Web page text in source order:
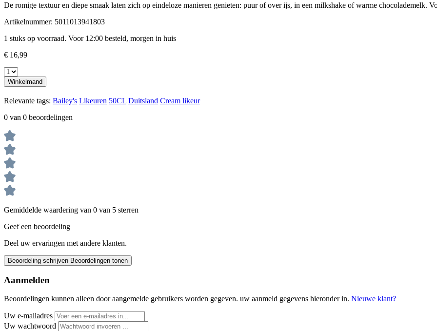
De romige textuur en diepe smaak laten zich op eindeloze manieren genieten: puur of over ijs, in een milkshake of warme chocolademelk.
Artikelnummer: 5011013941803
1 stuks op voorraad. Voor 12:00 besteld, morgen in huis
€ 16,99
Winkelmand
Relevante tags: Bailey's Likeuren 50CL Duitsland Cream likeur
0 van 0 beoordelingen
Gemiddelde waardering van 0 van 5 sterren
Geef een beoordeling
Deel uw ervaringen met andere klanten.
Beoordeling schrijven Beoordelingen tonen
Aanmelden
Beoordelingen kunnen alleen door aangemelde gebruikers worden gegeven. uw aanmeld gegevens hieronder in. Nieuwe klant?
Uw e-mailadres
Uw wachtwoord